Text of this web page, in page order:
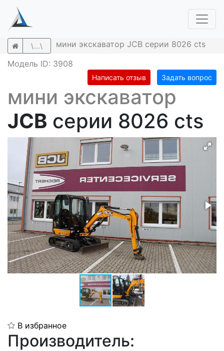
\...\
мини экскаватор JCB серии 8026 cts
Модель ID: 3908
Написать отзыв Задать вопрос
мини экскаватор
JCB серии 8026 cts
В избранное
Производитель: